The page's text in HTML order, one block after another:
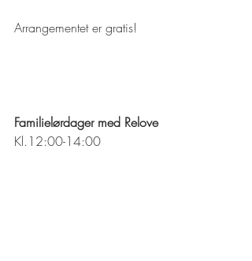
Arrangementet er gratis!
Familielørdager med Relove
Kl.12:00-14:00